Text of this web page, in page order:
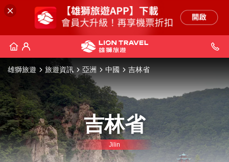
雄獅旅遊 旅遊資訊 亞洲 中國 吉林省
吉林省
Jilin